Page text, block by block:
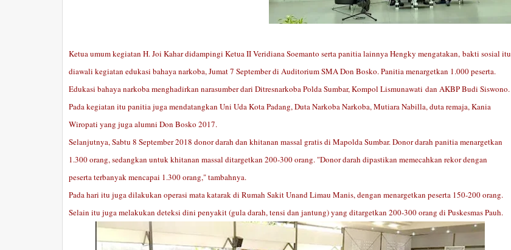
Ketua umum kegiatan H. Joi Kahar didampingi Ketua II Veridiana Soemanto serta panitia lainnya Hengky mengatakan, bakti sosial itu
diawali kegiatan edukasi bahaya narkoba, Jumat 7 September di Auditorium SMA Don Bosko. Panitia menargetkan 1.000 peserta.
Edukasi bahaya narkoba menghadirkan narasumber dari Ditresnarkoba Polda Sumbar, Kompol Lismunawati dan AKBP Budi Siswono.
Pada kegiatan itu panitia juga mendatangkan Uni Uda Kota Padang, Duta Narkoba Narkoba, Mutiara Nabilla, duta remaja, Kania
Wiropati yang juga alumni Don Bosko 2017.
Selanjutnya, Sabtu 8 September 2018 donor darah dan khitanan massal gratis di Mapolda Sumbar. Donor darah panitia menargetkan
1.300 orang, sedangkan untuk khitanan massal ditargetkan 200-300 orang. "Donor darah dipastikan memecahkan rekor dengan
peserta terbanyak mencapai 1.300 orang," tambahnya.
Pada hari itu juga dilakukan operasi mata katarak di Rumah Sakit Unand Limau Manis, dengan menargetkan peserta 150-200 orang.
Selain itu juga melakukan deteksi dini penyakit (gula darah, tensi dan jantung) yang ditargetkan 200-300 orang di Puskesmas Pauh.